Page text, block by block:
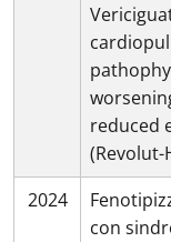
reduced
(Revolut-
2024
con